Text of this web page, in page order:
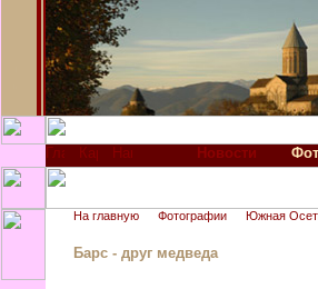
Новости
На главную Фотографии Южная
Барс - друг медведа